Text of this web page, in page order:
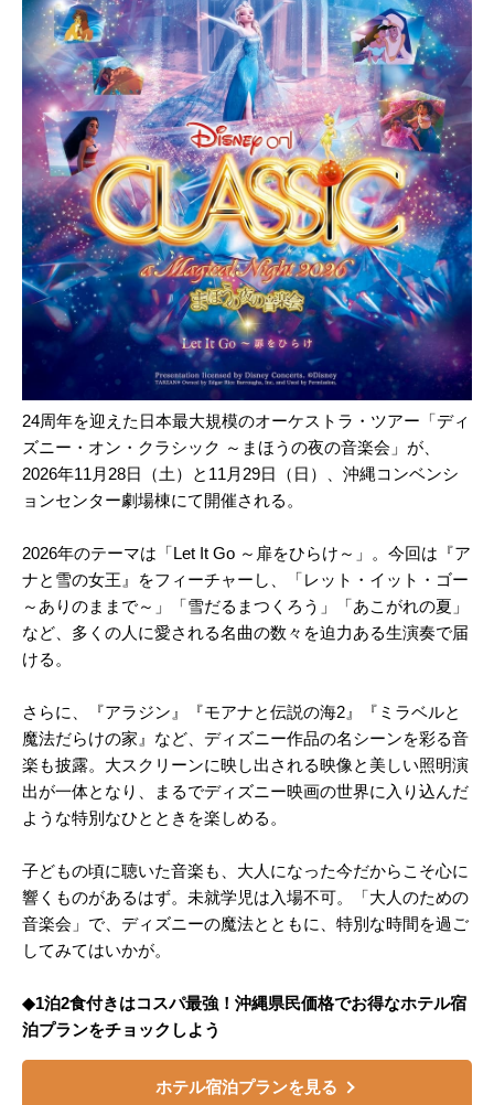
24周年を迎えた日本最大規模のオーケストラ・ツアー「ディ
ズニー・オン・クラシック ～まほうの夜の音楽会」が、
2026年11月28日（土）と11月29日（日）、沖縄コンベンシ
ョンセンター劇場棟にて開催される。
2026年のテーマは「Let It Go ～扉をひらけ～」。今回は『ア
ナと雪の女王』をフィーチャーし、「レット・イット・ゴー
～ありのままで～」「雪だるまつくろう」「あこがれの夏」
など、多くの人に愛される名曲の数々を迫力ある生演奏で届
ける。
さらに、『アラジン』『モアナと伝説の海2』『ミラベルと
魔法だらけの家』など、ディズニー作品の名シーンを彩る音
楽も披露。大スクリーンに映し出される映像と美しい照明演
出が一体となり、まるでディズニー映画の世界に入り込んだ
ような特別なひとときを楽しめる。
子どもの頃に聴いた音楽も、大人になった今だからこそ心に
響くものがあるはず。未就学児は入場不可。「大人のための
音楽会」で、ディズニーの魔法とともに、特別な時間を過ご
してみてはいかが。
◆1泊2食付きはコスパ最強！沖縄県民価格でお得なホテル宿
泊プランをチョックしよう
ホテル宿泊プランを見る